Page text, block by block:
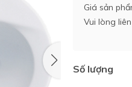
Vòi sen tắm
Máy tắm nước nóng điện
Phụ kiện nhà tắm
Chậu giặt
Giá sản
Vui lòng
Số lượng